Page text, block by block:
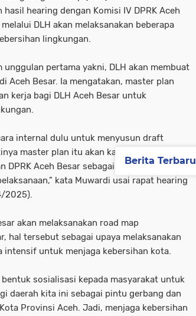
hearing dengan Komisi IV DPRK Aceh
DLH akan melaksanakan beberapa
lingkungan.
pertama yakni, DLH akan membuat
Aceh Besar. Ia mengatakan, master plan
kerja bagi DLH Aceh Besar untuk
internal dulu untuk menyusun draft
master plan itu akan kami sampaikan
DPRK Aceh Besar sebagai bentuk acuan baik
kata Muwardi usai rapat hearing
2025).
akan melaksanakan road map
hal tersebut sebagai upaya melaksanakan
intensif untuk menjaga kebersihan kota.
bentuk sosialisasi kepada masyarakat untuk
daerah kita ini sebagai pintu gerbang dan
Provinsi Aceh. Jadi, menjaga kebersihan
Berita Terbaru